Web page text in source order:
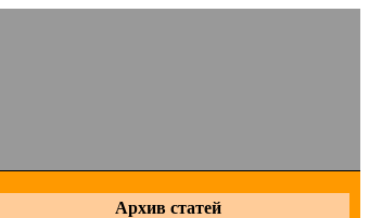
Архив статей